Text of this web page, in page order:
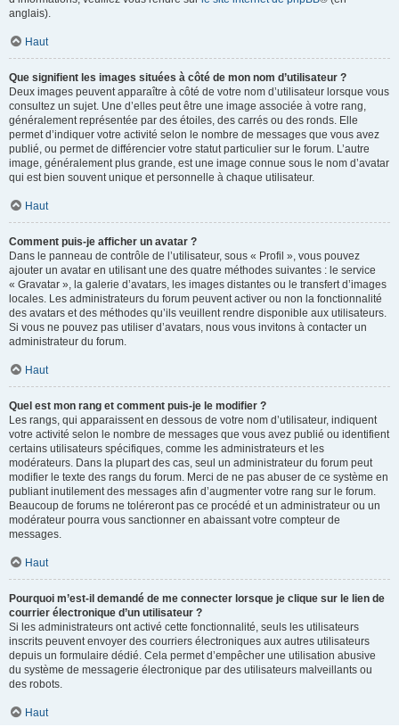
anglais).
Haut
Que signifient les images situées à côté de mon nom d’utilisateur ?
Deux images peuvent apparaître à côté de votre nom d’utilisateur lorsque vous
consultez un sujet. Une d’elles peut être une image associée à votre rang,
généralement représentée par des étoiles, des carrés ou des ronds. Elle
permet d’indiquer votre activité selon le nombre de messages que vous avez
publié, ou permet de différencier votre statut particulier sur le forum. L’autre
image, généralement plus grande, est une image connue sous le nom d’avatar
qui est bien souvent unique et personnelle à chaque utilisateur.
Haut
Comment puis-je afficher un avatar ?
Dans le panneau de contrôle de l’utilisateur, sous « Profil », vous pouvez
ajouter un avatar en utilisant une des quatre méthodes suivantes : le service
« Gravatar », la galerie d’avatars, les images distantes ou le transfert d’images
locales. Les administrateurs du forum peuvent activer ou non la fonctionnalité
des avatars et des méthodes qu’ils veuillent rendre disponible aux utilisateurs.
Si vous ne pouvez pas utiliser d’avatars, nous vous invitons à contacter un
administrateur du forum.
Haut
Quel est mon rang et comment puis-je le modifier ?
Les rangs, qui apparaissent en dessous de votre nom d’utilisateur, indiquent
votre activité selon le nombre de messages que vous avez publié ou identifient
certains utilisateurs spécifiques, comme les administrateurs et les
modérateurs. Dans la plupart des cas, seul un administrateur du forum peut
modifier le texte des rangs du forum. Merci de ne pas abuser de ce système en
publiant inutilement des messages afin d’augmenter votre rang sur le forum.
Beaucoup de forums ne toléreront pas ce procédé et un administrateur ou un
modérateur pourra vous sanctionner en abaissant votre compteur de
messages.
Haut
Pourquoi m’est-il demandé de me connecter lorsque je clique sur le lien de
courrier électronique d’un utilisateur ?
Si les administrateurs ont activé cette fonctionnalité, seuls les utilisateurs
inscrits peuvent envoyer des courriers électroniques aux autres utilisateurs
depuis un formulaire dédié. Cela permet d’empêcher une utilisation abusive
du système de messagerie électronique par des utilisateurs malveillants ou
des robots.
Haut